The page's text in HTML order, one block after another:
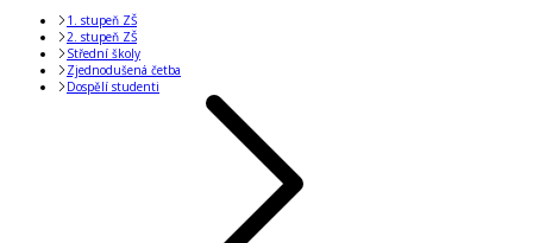
1. stupeň ZŠ
2. stupeň ZŠ
Střední školy
Zjednodušená četba
Dospělí studenti